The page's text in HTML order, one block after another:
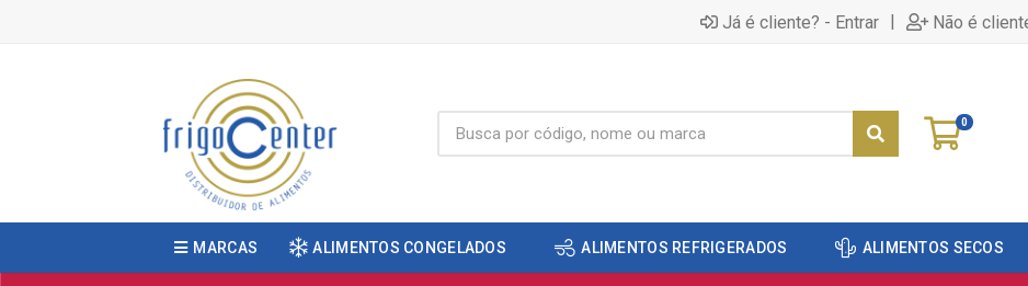
Já é cliente? - Entrar | Não é
0
MARCAS ALIMENTOS CONGELADOS ALIMENTOS REFRIGERADOS ALIMENTOS SECOS